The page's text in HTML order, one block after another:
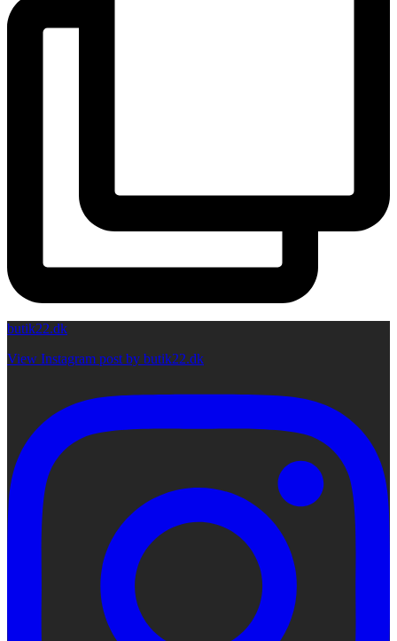
butik22.dk
View Instagram post by butik22.dk